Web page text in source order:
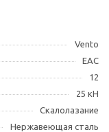
Vento
ЕАС
12
25 кН
Скалолазание
Нержавеющая сталь